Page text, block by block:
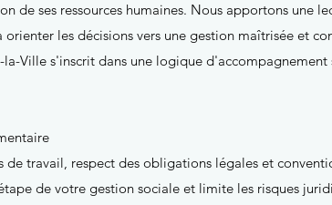
de ses ressources humaines. Nous apportons une
les décisions vers une gestion maîtrisée et
Ville s'inscrit dans une logique
travail, respect des obligations légales et
de votre gestion sociale et limite les risques